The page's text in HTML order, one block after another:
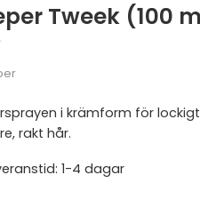
Tweek (100
i krämform för
rakt hår.
1-4 dagar